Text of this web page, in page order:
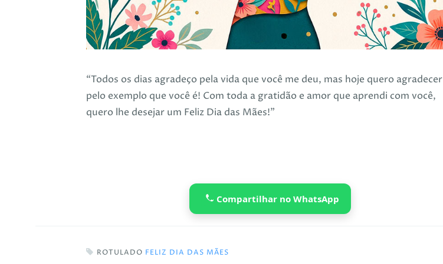
“Todos os dias agradeço pela vida que você me deu, mas hoje quero agradecer
pelo exemplo que você é! Com toda a gratidão e amor que aprendi com você,
quero lhe desejar um Feliz Dia das Mães!”
Compartilhar no WhatsApp
ROTULADO FELIZ DIA DAS MÃES